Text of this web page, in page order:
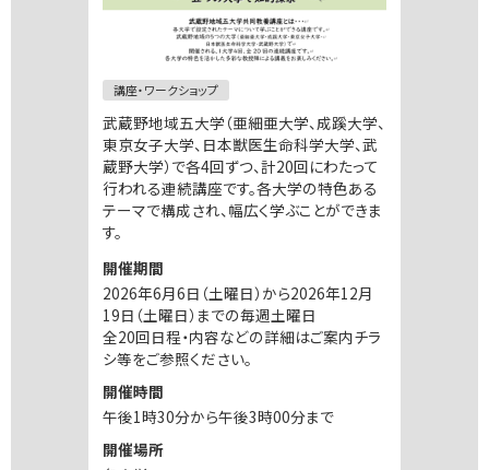
講座・ワークショップ
武蔵野地域五大学（亜細亜大学、成蹊大学、
東京女子大学、日本獣医生命科学大学、武
蔵野大学）で各4回ずつ、計20回にわたって
行われる連続講座です。各大学の特色ある
テーマで構成され、幅広く学ぶことができま
す。
開催期間
2026年6月6日（土曜日）から2026年12月
19日（土曜日）までの毎週土曜日
全20回日程・内容などの詳細はご案内チラ
シ等をご参照ください。
開催時間
午後1時30分から午後3時00分まで
開催場所